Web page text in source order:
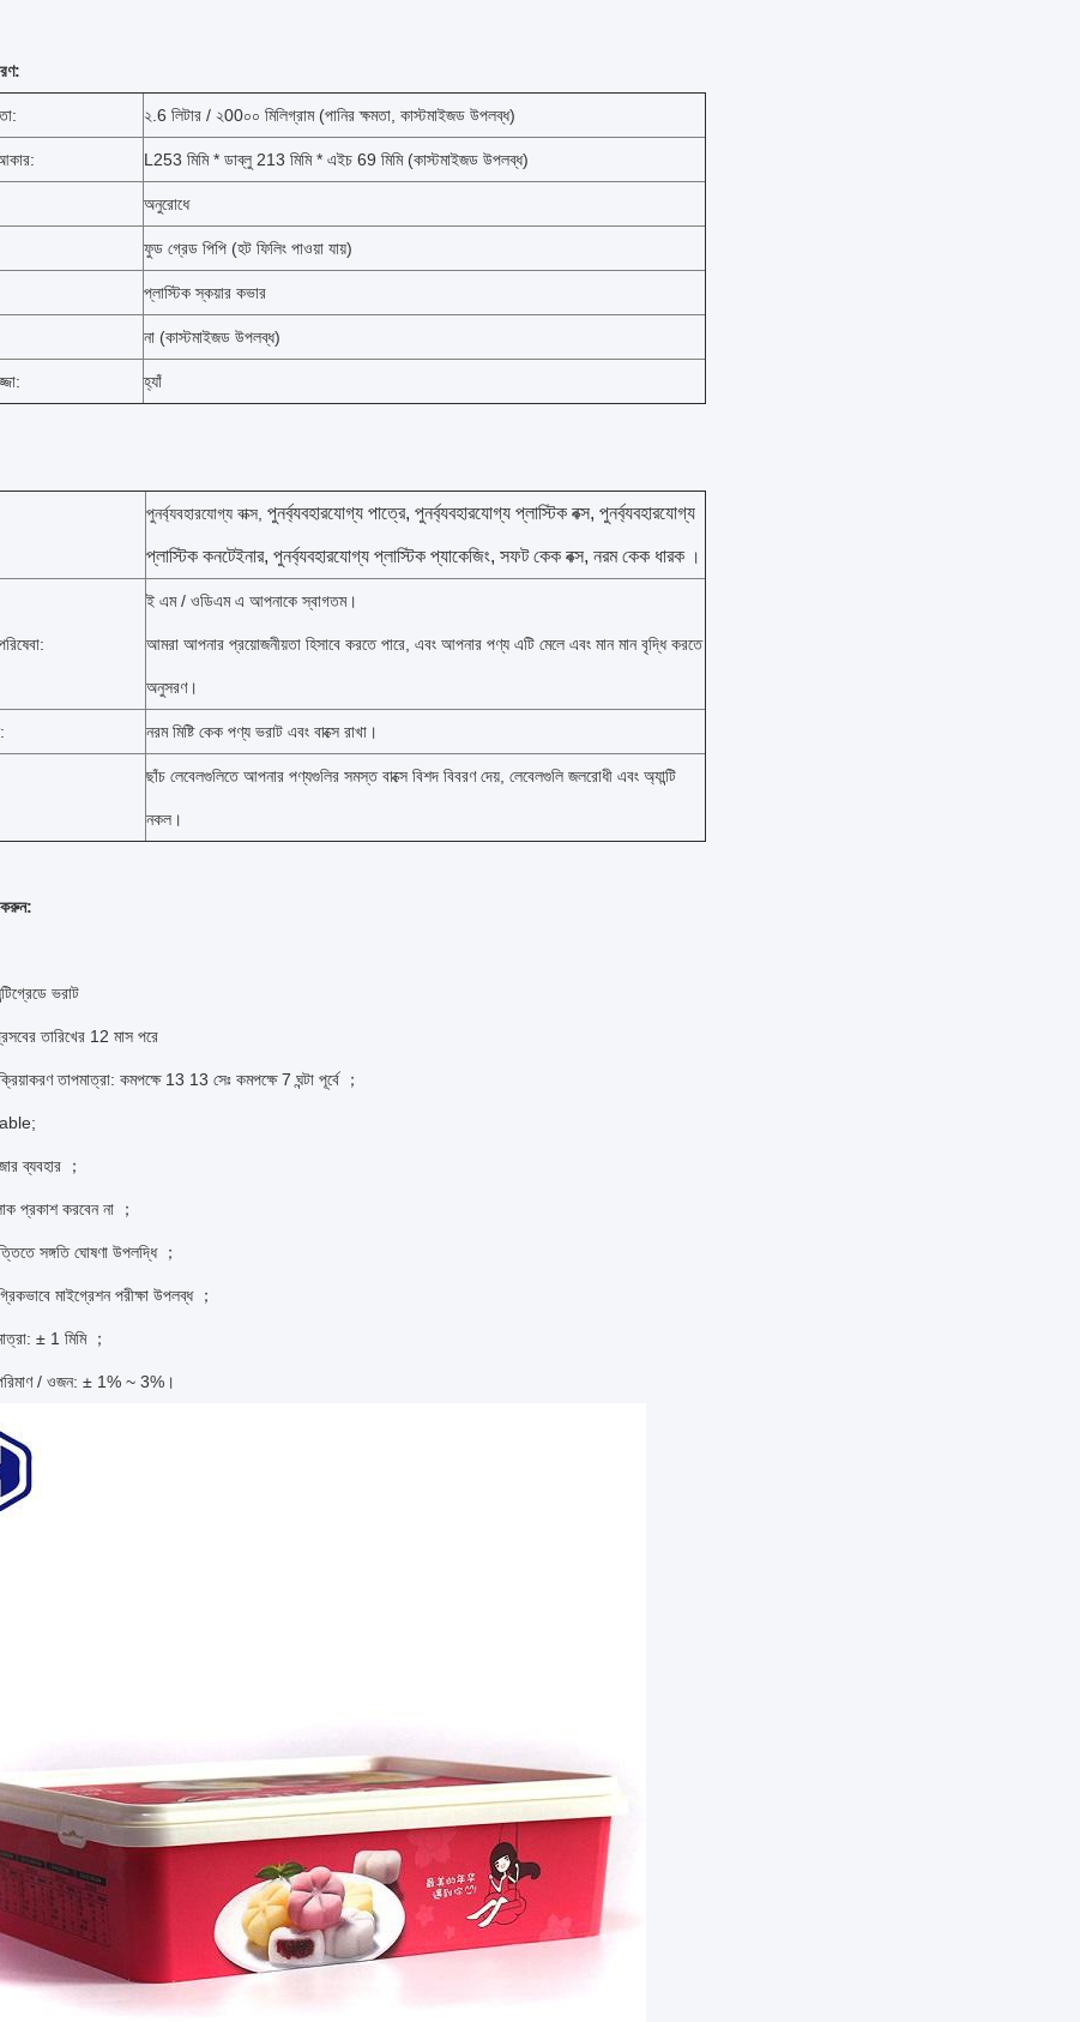
২.6 লিটার / ২00০০ মিলিগ্রাম (পানির ক্ষমতা, কাস্টমাইজড উপলব্ধ)
L253 মিমি * ডাব্লু 213 মিমি * এইচ 69 মিমি (কাস্টমাইজড উপলব্ধ)
অনুরোধে
ফুড গ্রেড পিপি (হট ফিলিং পাওয়া যায়)
প্লাস্টিক স্কয়ার কভার
না (কাস্টমাইজড উপলব্ধ)
হ্যাঁ
পুনর্ব্যবহারযোগ্য বাক্স, পুনর্ব্যবহারযোগ্য পাত্রে, পুনর্ব্যবহারযোগ্য প্লাস্টিক বক্স, পুনর্ব্যবহারযোগ্য
প্লাস্টিক কনটেইনার, পুনর্ব্যবহারযোগ্য প্লাস্টিক প্যাকেজিং, সফট কেক বক্স, নরম কেক ধারক ।
ই এম / ওডিএম এ আপনাকে স্বাগতম।
আমরা আপনার প্রয়োজনীয়তা হিসাবে করতে পারে, এবং আপনার পণ্য এটি মেলে এবং মান মান বৃদ্ধি করতে
অনুসরণ।
নরম মিষ্টি কেক পণ্য ভরাট এবং বাক্সে রাখা।
ছাঁচ লেবেলগুলিতে আপনার পণ্যগুলির সমস্ত বাক্সে বিশদ বিবরণ দেয়, লেবেলগুলি জলরোধী এবং অ্যান্টি
নকল।
করুন:
ভরাট
তারিখের 12 মাস পরে
তাপমাত্রা: কমপক্ষে 13 13 সেঃ কমপক্ষে 7 ঘন্টা পূর্বে ；
ব্যবহার ；
প্রকাশ করবেন না ；
সঙ্গতি ঘোষণা উপলদ্ধি ；
মাইগ্রেশন পরীক্ষা উপলব্ধ ；
± 1 মিমি ；
/ ওজন: ± 1% ~ 3%।